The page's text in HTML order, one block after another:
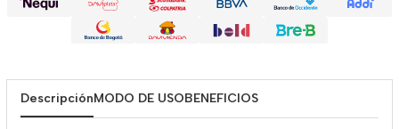
DescripciónMODO DE USOBENEFICIOS